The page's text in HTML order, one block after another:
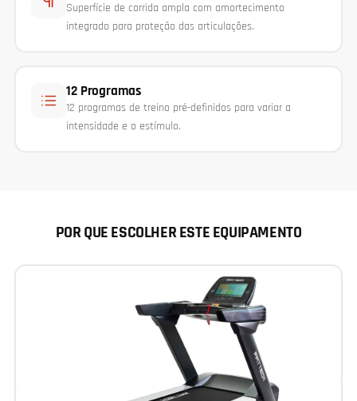
Superfície de corrida ampla com amortecimento
integrado para proteção das articulações.
12 Programas
12 programas de treino pré-definidos para variar a
intensidade e o estímulo.
POR QUE ESCOLHER ESTE EQUIPAMENTO